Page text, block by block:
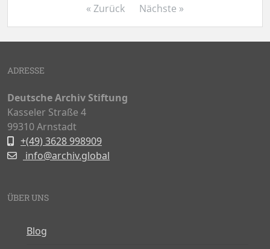
« Zurück Nächste »
ADRESSE
Deutsche Archiv Stiftung
Kasseler Straße 4
99310 Arnstadt
+(49) 3628 998909
info@archiv.global
ÜBER UNS
Blog